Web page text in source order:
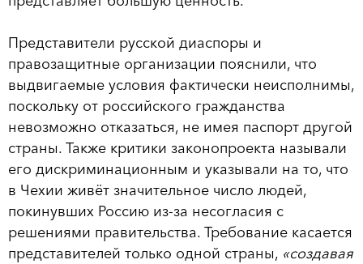
Представители русской диаспоры и
правозащитные организации пояснили, что
выдвигаемые условия фактически неисполнимы,
поскольку от российского гражданства
невозможно отказаться, не имея паспорт другой
страны. Также критики законопроекта называли
его дискриминационным и указывали на то, что
в Чехии живёт значительное число людей,
покинувших Россию из-за несогласия с
решениями правительства. Требование касается
представителей только одной страны, «создавая